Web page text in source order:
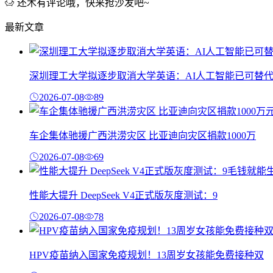
还木有评论哦，快来抢沙发吧~
最新文章
深圳理工大学拟逐步取消大学英语：AI人工智能已可替代
2026-07-08 89
车企集体驰援广西洪涝灾区 比亚迪向灾区捐款1000万
2026-07-08 69
性能大提升 DeepSeek V4正式版灰度测试：9
2026-07-08 78
HPV疫苗纳入国家免疫规划！13周岁女孩能免费接种双